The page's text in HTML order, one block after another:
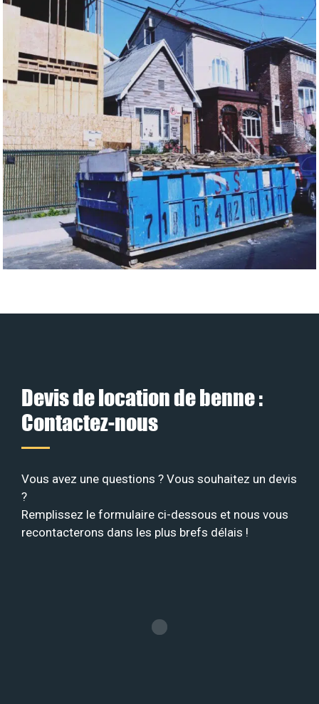
Devis de location de benne :
Contactez-nous
Vous avez une questions ? Vous souhaitez un devis
?
Remplissez le formulaire ci-dessous et nous vous
recontacterons dans les plus brefs délais !